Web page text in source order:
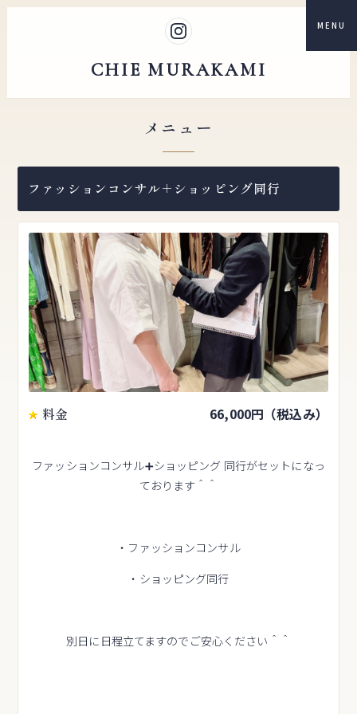
CHIE MURAKAMI
MENU
メニュー
ファッションコンサル＋ショッピング同行
料金 66,000円（税込み）
ファッションコンサル➕ショッピング 同行がセットになっ
ております＾＾
・ファッションコンサル
・ショッピング同行
別日に日程立てますのでご安心ください＾＾